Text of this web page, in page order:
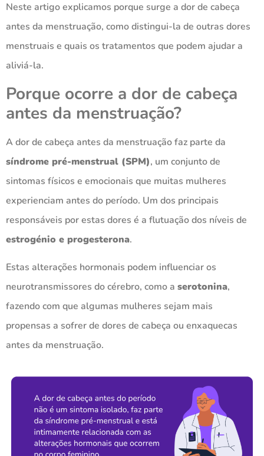
Neste artigo explicamos porque surge a dor de cabeça
antes da menstruação, como distingui-la de outras dores
menstruais e quais os tratamentos que podem ajudar a
aliviá-la.
Porque ocorre a dor de cabeça
antes da menstruação?
A dor de cabeça antes da menstruação faz parte da
síndrome pré-menstrual (SPM), um conjunto de
sintomas físicos e emocionais que muitas mulheres
experienciam antes do período. Um dos principais
responsáveis por estas dores é a flutuação dos níveis de
estrogénio e progesterona.
Estas alterações hormonais podem influenciar os
neurotransmissores do cérebro, como a serotonina,
fazendo com que algumas mulheres sejam mais
propensas a sofrer de dores de cabeça ou enxaquecas
antes da menstruação.